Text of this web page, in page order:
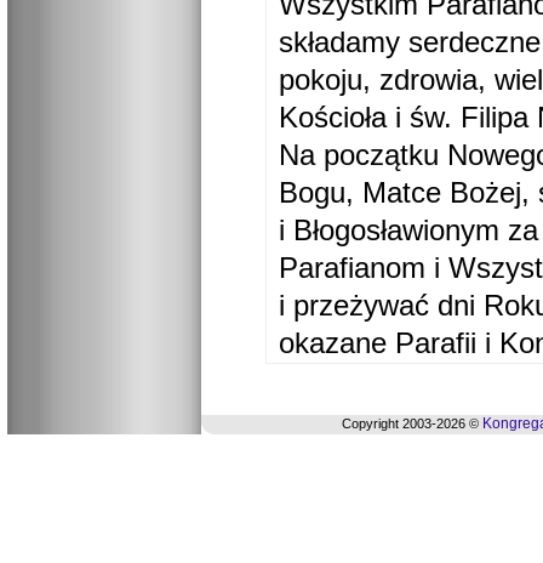
składamy
pokoju, zdrowia,
Kościoła i św. Filipa
Na początku
Bogu, Matce Bożej,
i Błogosławionym
Parafianom i
i przeżywać dni
okazane Parafii i
Copyright 2003-2026 ©